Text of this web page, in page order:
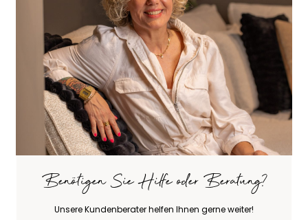
Benötigen Sie Hilfe oder Beratung?
Unsere Kundenberater helfen Ihnen gerne weiter!